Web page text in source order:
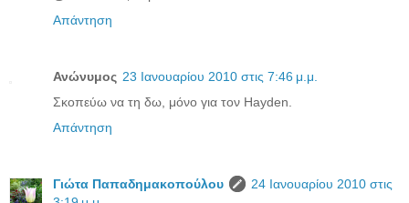
Απάντηση
Ανώνυμος 23 Ιανουαρίου 2010 στις 7:46 μ.μ.
Σκοπεύω να τη δω, μόνο για τον Hayden.
Απάντηση
Γιώτα Παπαδημακοπούλου
24 Ιανουαρίου 2010 στις